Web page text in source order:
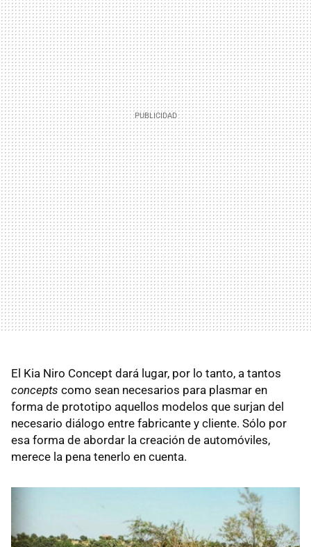
El Kia Niro Concept dará lugar, por lo tanto, a tantos
concepts como sean necesarios para plasmar en
forma de prototipo aquellos modelos que surjan del
necesario diálogo entre fabricante y cliente. Sólo por
esa forma de abordar la creación de automóviles,
merece la pena tenerlo en cuenta.